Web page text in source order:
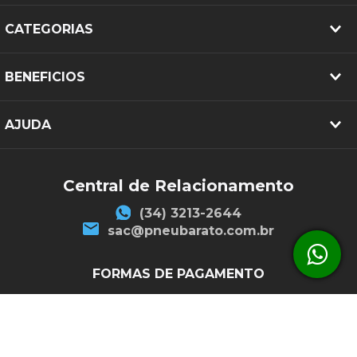
CATEGORIAS
BENEFICIOS
AJUDA
Central de Relacionamento
(34) 3213-2644
sac@pneubarato.com.br
FORMAS DE PAGAMENTO